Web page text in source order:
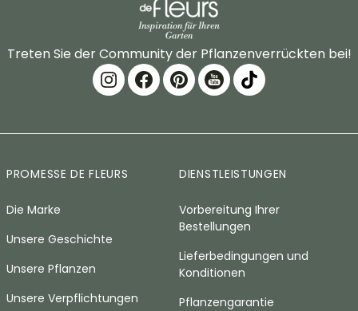
Treten Sie der Community der Pflanzenverrückten bei!
PROMESSE DE FLEURS
Die Marke
Unsere Geschichte
Unsere Pflanzen
Unsere Verpflichtungen
DIENSTLEISTUNGEN
Vorbereitung Ihrer
Bestellungen
Lieferbedingungen und
Konditionen
Pflanzengarantie